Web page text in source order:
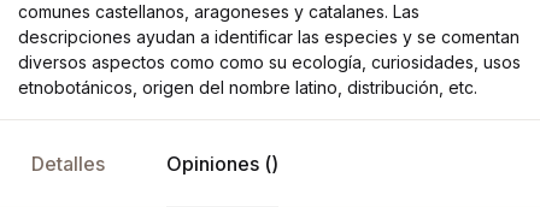
comunes castellanos, aragoneses y catalanes. Las
descripciones ayudan a identificar las especies y se comentan
diversos aspectos como como su ecología, curiosidades, usos
etnobotánicos, origen del nombre latino, distribución, etc.
Detalles Opiniones ()